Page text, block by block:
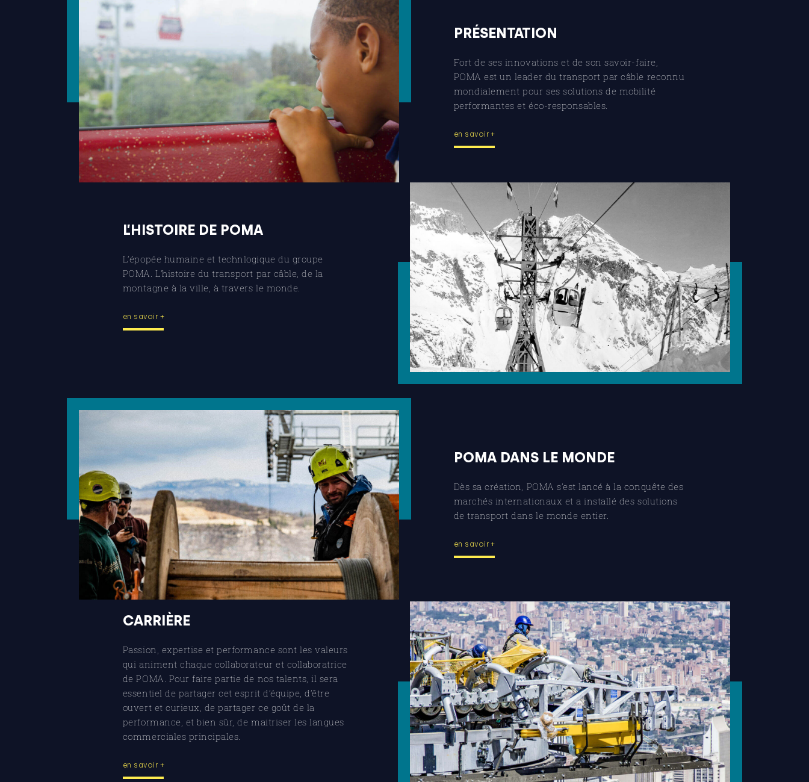
PRÉSENTATION
Fort de ses innovations et de son savoir-faire,
POMA est un leader du transport par câble reconnu
mondialement pour ses solutions de mobilité
performantes et éco-responsables.
en savoir +
L’HISTOIRE DE POMA
L’épopée humaine et technlogique du groupe
POMA. L’histoire du transport par câble, de la
montagne à la ville, à travers le monde.
en savoir +
POMA DANS LE MONDE
Dès sa création, POMA s’est lancé à la conquête des
marchés internationaux et a installé des solutions
de transport dans le monde entier.
en savoir +
CARRIÈRE
Passion, expertise et performance sont les valeurs
qui animent chaque collaborateur et collaboratrice
de POMA. Pour faire partie de nos talents, il sera
essentiel de partager cet esprit d’équipe, d’être
ouvert et curieux, de partager ce goût de la
performance, et bien sûr, de maitriser les langues
commerciales principales.
en savoir +